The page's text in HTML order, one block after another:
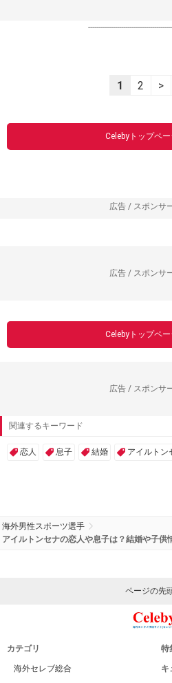
1 2 >
Celebyトップペ
広告 / スポンサ
広告 / スポンサ
Celebyトップペ
広告 / スポンサ
関連するキーワード
恋人 息子 結婚 アイルトン
海外男性スポーツ選手
アイルトンセナの恋人や息子は？結婚や子供
ページの先
カテゴリ
海外セレブ総合
特
キ